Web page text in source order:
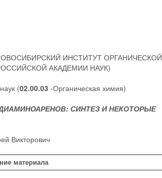
ИНСТИТУТ ОРГАНИЧЕСКОЙ
АКАДЕМИИ НАУК)
(02.00.03 -Органическая химия)
СИНТЕЗ И НЕКОТОРЫЕ
Викторович
материала